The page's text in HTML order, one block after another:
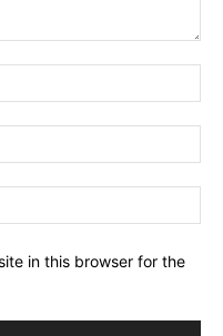
in this browser for the